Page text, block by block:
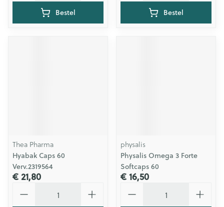
Bestel Bestel
Thea Pharma
Hyabak Caps 60
Verv.2319564
€ 21,80
physalis
Physalis Omega 3 Forte
Softcaps 60
€ 16,50